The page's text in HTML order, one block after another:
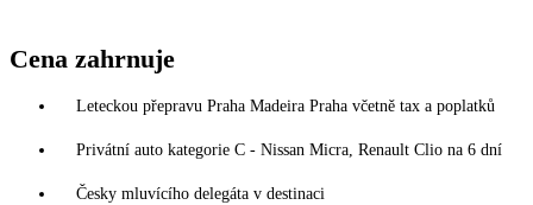
Cena zahrnuje
Leteckou přepravu Praha Madeira Praha včetně tax a poplatků
Privátní auto kategorie C - Nissan Micra, Renault Clio na 6 dní
Česky mluvícího delegáta v destinaci